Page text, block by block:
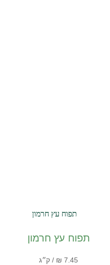
תפוח עץ חרמון